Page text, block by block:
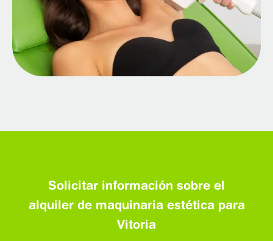
Solicitar información sobre el
alquiler de maquinaria estética para
Vitoria